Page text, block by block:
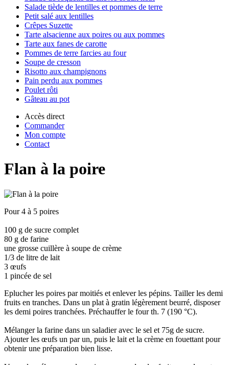
Salade tiède de lentilles et pommes de terre
Petit salé aux lentilles
Crêpes Suzette
Tarte alsacienne aux poires ou aux pommes
Tarte aux fanes de carotte
Pommes de terre farcies au four
Soupe de cresson
Risotto aux champignons
Pain perdu aux pommes
Poulet rôti
Gâteau au pot
Accès direct
Commander
Mon compte
Contact
Flan à la poire
Pour 4 à 5 poires
100 g de sucre complet
80 g de farine
une grosse cuillère à soupe de crème
1/3 de litre de lait
3 œufs
1 pincée de sel
Eplucher les poires par moitiés et enlever les pépins. Tailler les demi
fruits en tranches. Dans un plat à gratin légèrement beurré, disposer
les demi poires tranchées. Préchauffer le four th. 7 (190 °C).
Mélanger la farine dans un saladier avec le sel et 75g de sucre.
Ajouter les œufs un par un, puis le lait et la crème en fouettant pour
obtenir une préparation bien lisse.